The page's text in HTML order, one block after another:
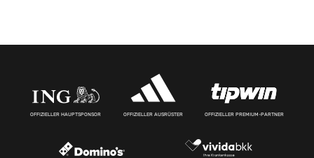
OFFIZIELLER HAUPTSPONSOR OFFIZIELLER AUSRÜSTER OFFIZIELLER PREMIUM-PARTNER